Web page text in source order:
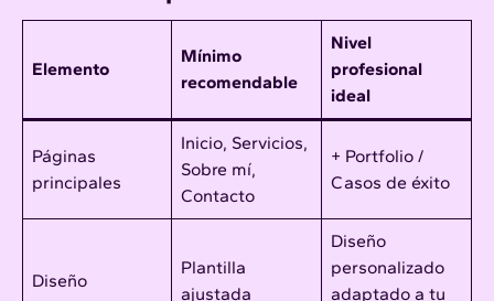
Elemento
Mínimo
recomendable
Nivel
profesional
ideal
Páginas
principales
Inicio, Servicios,
Sobre mí,
Contacto
+ Portfolio /
Casos de éxito
Diseño
Plantilla
ajustada
Diseño
personalizado
adaptado a tu